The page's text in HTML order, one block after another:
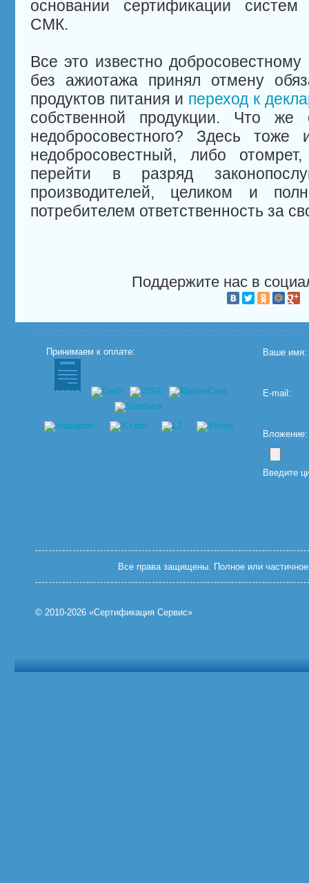
основании сертификации систем
СМК.
Все это известно
без ажиотажа принял отмену
продуктов питания и переход к
собственной продукции. Что же
недобросовестного? Здесь тоже
недобросовестный, либо
перейти в разряд
производителей, целиком и
потребителем ответственность за
Поддержите нас в
Принимаем к оплате: Ваше имя:
E-mail:
Введите
Все права защищены. Полное или частичное
© 2010-2026 «Сертификация Сервис»